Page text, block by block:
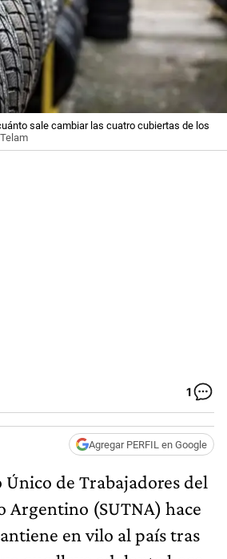
sale cambiar las cuatro cubiertas de los
1
Agregar PERFIL en Google
Único de Trabajadores del
Argentino (SUTNA) hace
en vilo al país tras